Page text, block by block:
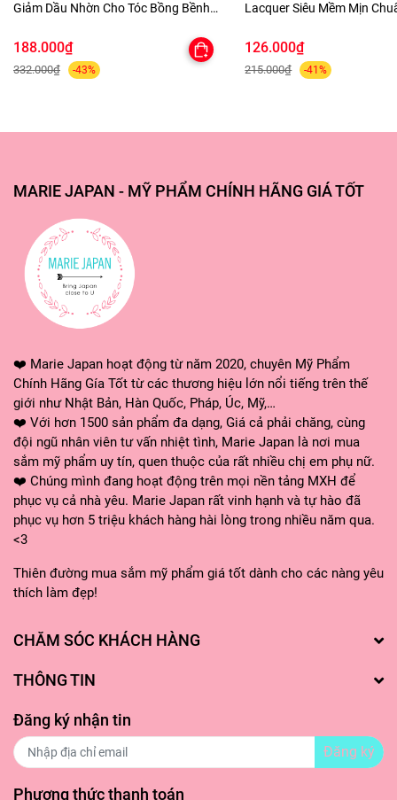
Giảm Dầu Nhờn Cho Tóc Bồng Bềnh
188.000₫
332.000₫ -43%
Lacquer Siêu Mềm Mịn
126.000₫
215.000₫ -41%
MARIE JAPAN - MỸ PHẨM CHÍNH HÃNG GIÁ TỐT
❤️ Marie Japan hoạt động từ năm 2020, chuyên Mỹ Phẩm
Chính Hãng Gía Tốt từ các thương hiệu lớn nổi tiếng trên thế
giới như Nhật Bản, Hàn Quốc, Pháp, Úc, Mỹ,…
❤️ Với hơn 1500 sản phẩm đa dạng, Giá cả phải chăng, cùng
đội ngũ nhân viên tư vấn nhiệt tình, Marie Japan là nơi mua
sắm mỹ phẩm uy tín, quen thuộc của rất nhiều chị em phụ nữ.
❤️ Chúng mình đang hoạt động trên mọi nền tảng MXH để
phục vụ cả nhà yêu. Marie Japan rất vinh hạnh và tự hào đã
phục vụ hơn 5 triệu khách hàng hài lòng trong nhiều năm qua.
<3
Thiên đường mua sắm mỹ phẩm giá tốt dành cho các nàng yêu
thích làm đẹp!
CHĂM SÓC KHÁCH HÀNG
THÔNG TIN
Đăng ký nhận tin
Đăng ký
Phương thức thanh toán